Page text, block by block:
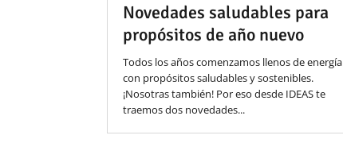
Novedades saludables para
propósitos de año nuevo
Todos los años comenzamos llenos de energía
con propósitos saludables y sostenibles.
¡Nosotras también! Por eso desde IDEAS te
traemos dos novedades...